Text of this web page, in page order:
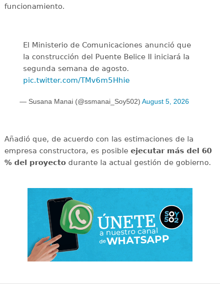
funcionamiento.
El Ministerio de Comunicaciones anunció que
la construcción del Puente Belice II iniciará la
segunda semana de agosto.
pic.twitter.com/TMv6m5Hhie
— Susana Manai (@ssmanai_Soy502) August 5, 2026
Añadió que, de acuerdo con las estimaciones de la
empresa constructora, es posible ejecutar más del 60
% del proyectodurante la actual gestión de gobierno.